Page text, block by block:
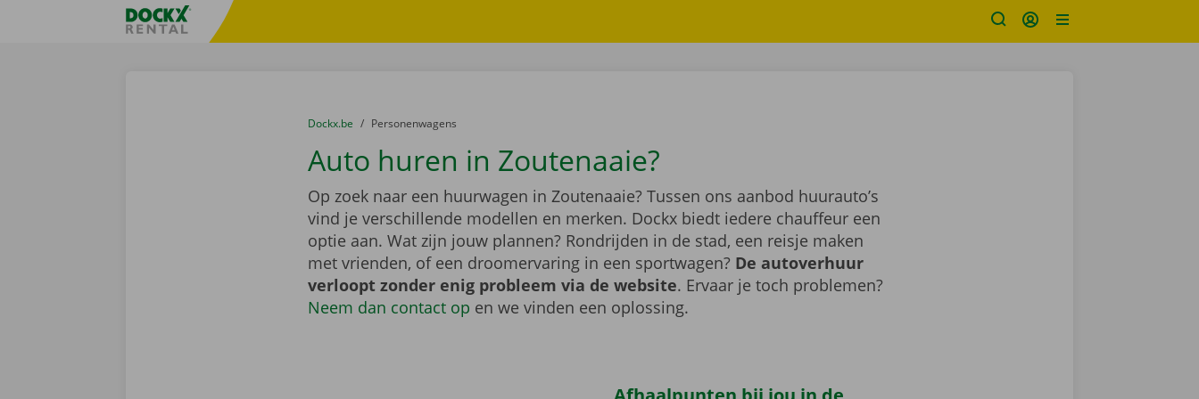
Taalselectie overslaanFratello DEMO
U bevindt zich hier:
van
Dockx.be naar
Personenwagens
Auto huren in Zoutenaaie?
Op zoek naar een huurwagen in Zoutenaaie? Tussen ons aanbod huurauto’s
vind je verschillende modellen en merken. Dockx biedt iedere chauffeur een
optie aan. Wat zijn jouw plannen? Rondrijden in de stad, een reisje maken
met vrienden, of een droomervaring in een sportwagen? De autoverhuur
verloopt zonder enig probleem via de website. Ervaar je toch problemen?
Neem dan contact op en we vinden een oplossing.